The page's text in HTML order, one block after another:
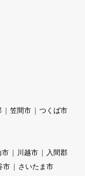
笠間市
つくば市
市 川越市
入間郡
市
さいたま市